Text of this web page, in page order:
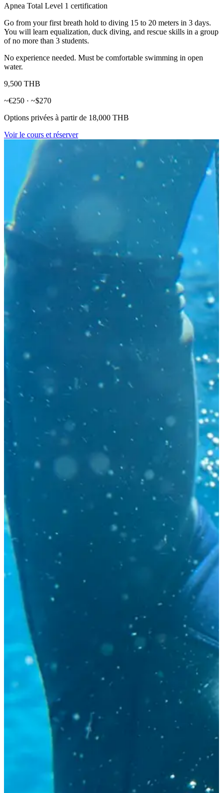
Apnea Total Level 1 certification
Go from your first breath hold to diving 15 to 20 meters in 3 days.
You will learn equalization, duck diving, and rescue skills in a group
of no more than 3 students.
No experience needed. Must be comfortable swimming in open
water.
9,500 THB
~€250 · ~$270
Options privées à partir de 18,000 THB
Voir le cours et réserver